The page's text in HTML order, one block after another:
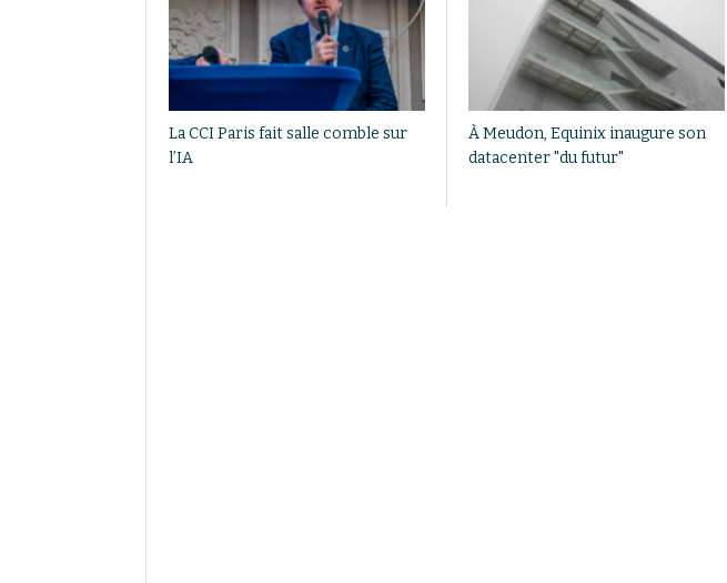
La CCI Paris fait salle comble sur
l’IA
À Meudon, Equinix inaugure son
datacenter "du futur"